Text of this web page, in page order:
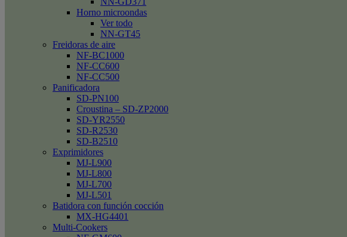
Horno microondas
Ver todo
NN-GT45
Freidoras de aire
NF-BC1000
NF-CC600
NF-CC500
Panificadora
SD-PN100
Croustina – SD-ZP2000
SD-YR2550
SD-R2530
SD-B2510
Exprimidores
MJ-L900
MJ-L800
MJ-L700
MJ-L501
Batidora con función cocción
MX-HG4401
Multi-Cookers